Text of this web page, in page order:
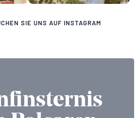
SIE UNS AUF INSTAGRAM